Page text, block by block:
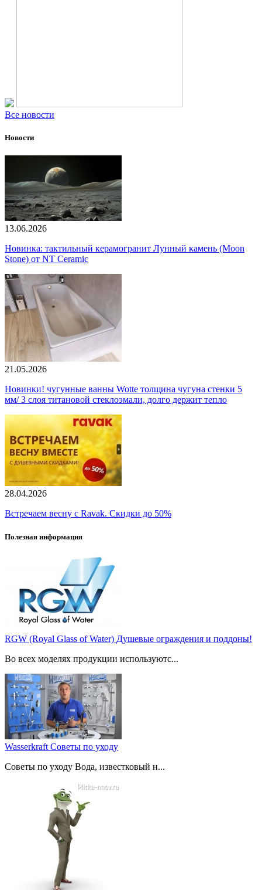
Все новости
Новости
13.06.2026
Новинка: тактильный керамогранит Лунный камень (Moon
Stone) от NT Ceramic
21.05.2026
Новинки! чугунные ванны Wotte толщина чугуна стенки 5
мм/ 3 слоя титановой стеклоэмали, долго держит тепло
28.04.2026
Встречаем весну с Ravak. Скидки до 50%
Полезная информация
RGW (Royal Glass of Water) Душевые ограждения и поддоны!
Во всех моделях продукции используютс...
Wasserkraft Советы по уходу
Советы по уходу Вода, известковый н...